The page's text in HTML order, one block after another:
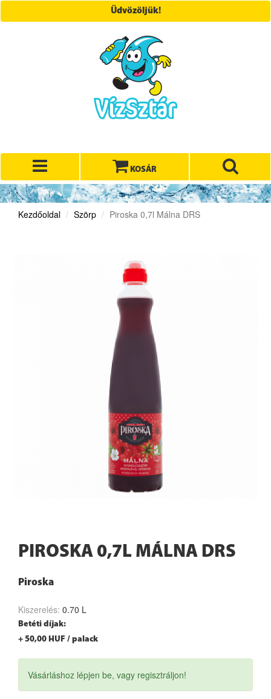
Üdvözöljük!
KOSÁR
Kezdőoldal Szörp Piroska 0,7l Málna DRS
PIROSKA 0,7L MÁLNA DRS
Piroska
Kiszerelés: 0.70 L
Betéti díjak:
+ 50,00 HUF / palack
Vásárláshoz lépjen be, vagy regisztráljon!